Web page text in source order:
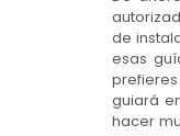
de
esas
guiará
hacer